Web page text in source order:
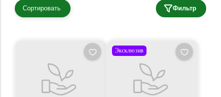
Сортировать Фильтр
Эксклюзив